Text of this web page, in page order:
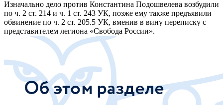
Изначально дело против Константина Подошвелева возбудили
по ч. 2 ст. 214 и ч. 1 ст. 243 УК, позже ему также предъявили
обвинение по ч. 2 ст. 205.5 УК, вменив в вину переписку с
представителем легиона «Свобода России».